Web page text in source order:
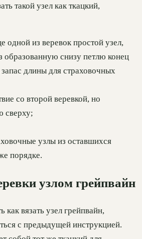
такой узел как ткацкий,
одной из веревок простой узел,
образованную снизу петлю конец
длины для страховочных
со второй веревкой, но
сверху;
узлы из оставшихся
порядке.
узлом грейпвайн
как вязать узел грейпвайн,
с предыдущей инструкцией.